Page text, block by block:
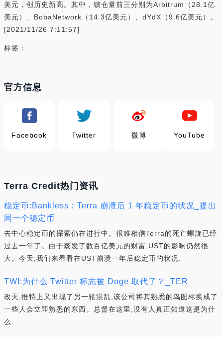
美元，创历史新高。其中，锁仓量前三分别为Arbitrum（28.1亿
美元）、BobaNetwork（14.3亿美元）、dYdX（9.6亿美元）。
[2021/11/26 7:11:57]
标签：
官方信息
Facebook Twitter 微博 YouTube
Terra Credit热门资讯
稳定币:Bankless：Terra 崩溃后 1 年稳定币的状况_提出
同一个稳定币
去中心稳定币的探索仍在进行中。很难相信Terra的死亡螺旋已经
过去一年了。由于蒸发了数百亿美元的财富,UST的影响仍然很
大。今天,我们来看看在UST崩溃一年后稳定币的状况.
TWI:为什么 Twitter 标志被 Doge 取代了？_TER
改天,推特上又出现了另一轮混乱,该公司将其熟悉的鸟图标换成了
一些人会立即熟悉的东西。总督在这里,没有人真正知道这是为什
么.